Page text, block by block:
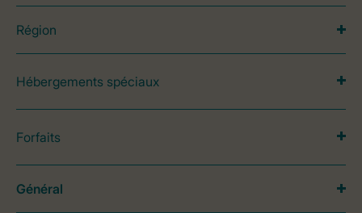
Région
Hébergements spéciaux
Forfaits
Général